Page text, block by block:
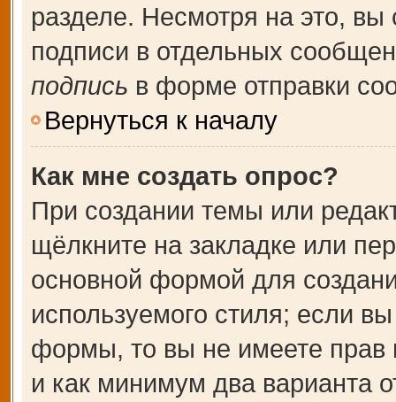
разделе. Несмотря на это,
подписи в отдельных
подпись в форме отправки
Вернуться к началу
Как мне создать опрос?
При создании темы или
щёлкните на закладке или
основной формой для
используемого стиля; если
формы, то вы не имеете прав
и как минимум два варианта